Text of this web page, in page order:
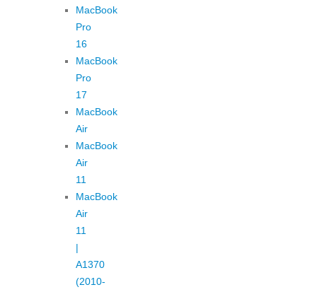
MacBook
Pro
16
MacBook
Pro
17
MacBook
Air
MacBook
Air
11
MacBook
Air
11
|
A1370
(2010-